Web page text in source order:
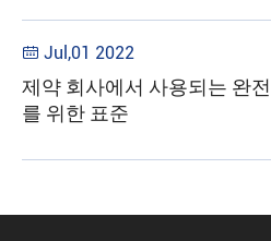
 Jul,01 2022
제약 회사에서 사용되는 완
를 위한 표준